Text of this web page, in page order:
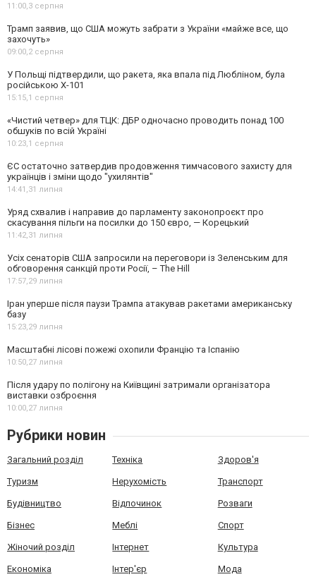
11:00,3 серпня
Трамп заявив, що США можуть забрати з України «майже все, що
захочуть»
09:00,2 серпня
У Польщі підтвердили, що ракета, яка впала під Любліном, була
російською Х-101
15:15,1 серпня
«Чистий четвер» для ТЦК: ДБР одночасно проводить понад 100
обшуків по всій Україні
10:23,1 серпня
ЄС остаточно затвердив продовження тимчасового захисту для
українців і зміни щодо "ухилянтів"
14:41,31 липня
Уряд схвалив і направив до парламенту законопроєкт про
скасування пільги на посилки до 150 євро, — Корецький
11:42,31 липня
Усіх сенаторів США запросили на переговори із Зеленським для
обговорення санкцій проти Росії, – The Hill
17:57,29 липня
Іран уперше після паузи Трампа атакував ракетами американську
базу
15:23,29 липня
Масштабні лісові пожежі охопили Францію та Іспанію
10:50,27 липня
Після удару по полігону на Київщині затримали організатора
виставки озброєння
10:00,27 липня
Рубрики новин
Загальний розділ Техніка Здоров'я
Туризм Нерухомість Транспорт
Будівництво Відпочинок Розваги
Бізнес Меблі Спорт
Жіночий розділ Інтернет Культура
Економіка Інтер'єр Мода